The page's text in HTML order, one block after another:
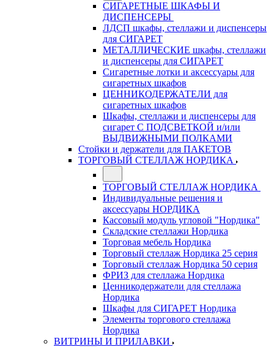
СИГАРЕТНЫЕ ШКАФЫ И
ДИСПЕНСЕРЫ
ЛДСП шкафы, стеллажи и диспенсеры
для СИГАРЕТ
МЕТАЛЛИЧЕСКИЕ шкафы, стеллажи
и диспенсеры для СИГАРЕТ
Сигаретные лотки и аксессуары для
сигаретных шкафов
ЦЕННИКОДЕРЖАТЕЛИ для
сигаретных шкафов
Шкафы, стеллажи и диспенсеры для
сигарет С ПОДСВЕТКОЙ и/или
ВЫДВИЖНЫМИ ПОЛКАМИ
Стойки и держатели для ПАКЕТОВ
ТОРГОВЫЙ СТЕЛЛАЖ НОРДИКА
ТОРГОВЫЙ СТЕЛЛАЖ НОРДИКА
Индивидуальные решения и
аксессуары НОРДИКА
Кассовый модуль угловой "Нордика"
Складские стеллажи Нордика
Торговая мебель Нордика
Торговый стеллаж Нордика 25 серия
Торговый стеллаж Нордика 50 серия
ФРИЗ для стеллажа Нордика
Ценникодержатели для стеллажа
Нордика
Шкафы для СИГАРЕТ Нордика
Элементы торгового стеллажа
Нордика
ВИТРИНЫ И ПРИЛАВКИ